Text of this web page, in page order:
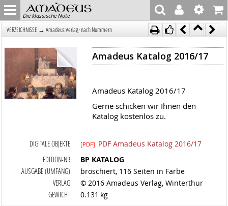
Die klassische Note
VERZEICHNISSE → Amadeus Verlag · nach Nummern
Amadeus Katalog 2016/17
Amadeus Katalog 2016/17
Gerne schicken wir Ihnen den
Katalog kostenlos zu.
DIGITALE OBJEKTE [PDF] PDF Amadeus Katalog 2016/17
EDITION-NR
BP KATALOG
AUSGABE (UMFANG)
broschiert, 116 Seiten in Farbe
VERLAG
© 2016 Amadeus Verlag, Winterthur
GEWICHT
0.131 kg